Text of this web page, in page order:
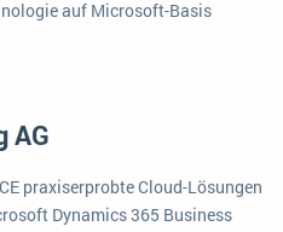
auf Microsoft-Basis
AG
praxiserprobte Cloud-Lösungen
Dynamics 365 Business